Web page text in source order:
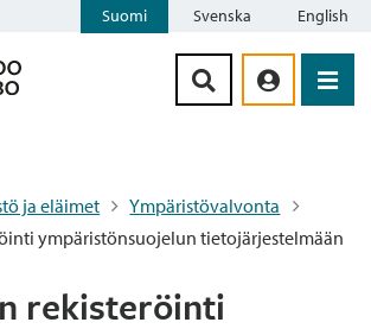
Suomi Svenska English
ja eläimet
Ympäristövalvonta
ympäristönsuojelun tietojärjestelmään
rekisteröinti